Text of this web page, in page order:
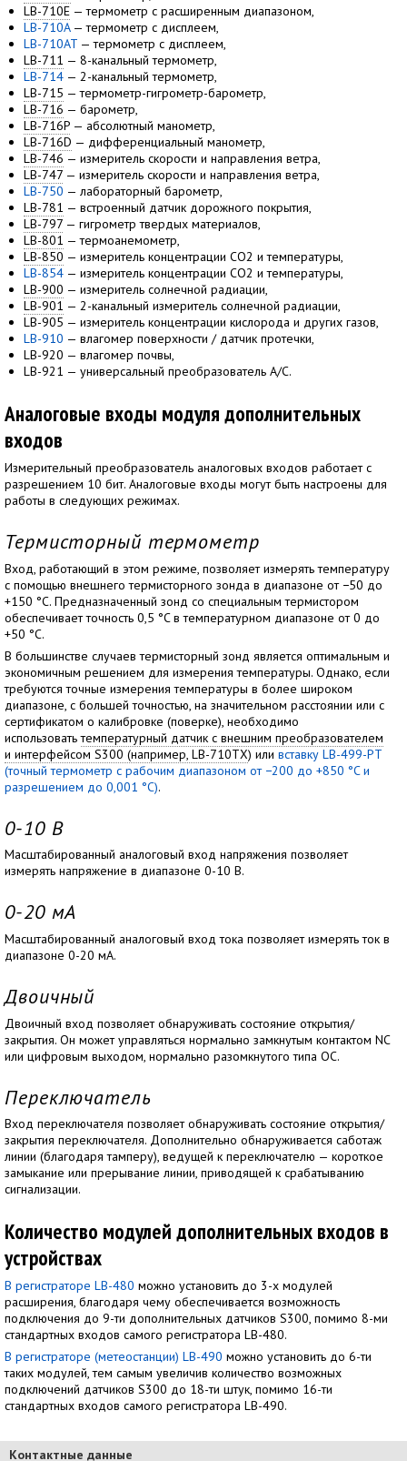
LB-710E — термометр с расширенным диапазоном,
LB-710A— термометр с дисплеем,
LB-710AT — термометр с дисплеем,
LB-711 — 8-канальный термометр,
LB-714 — 2-канальный термометр,
LB-715 — термометр-гигрометр-барометр,
LB-716 — барометр,
LB-716P — абсолютный манометр,
LB-716D — дифференциальный манометр,
LB-746 — измеритель скорости и направления ветра,
LB-747 — измеритель скорости и направления ветра,
LB-750 — лабораторный барометр,
LB-781 — встроенный датчик дорожного покрытия,
LB-797 — гигрометр твердых материалов,
LB-801 — термоанемометр,
LB-850 — измеритель концентрации CO2 и температуры,
LB-854 — измеритель концентрации CO2 и температуры,
LB-900 — измеритель солнечной радиации,
LB-901 — 2-канальный измеритель солнечной радиации,
LB-905 — измеритель концентрации кислорода и других газов,
LB-910 — влагомер поверхности / датчик протечки,
LB-920 — влагомер почвы,
LB-921 — универсальный преобразователь A/C.
Аналоговые входы модуля дополнительных
входов
Измерительный преобразователь аналоговых входов работает с
разрешением 10 бит. Аналоговые входы могут быть настроены для
работы в следующих режимах.
Термисторный термометр
Вход, работающий в этом режиме, позволяет измерять температуру
с помощью внешнего термисторного зонда в диапазоне от −50 до
+150 °C. Предназначенный зонд со специальным термистором
обеспечивает точность 0,5 °C в температурном диапазоне от 0 до
+50 °C.
В большинстве случаев термисторный зонд является оптимальным и
экономичным решением для измерения температуры. Однако, если
требуются точные измерения температуры в более широком
диапазоне, с большей точностью, на значительном расстоянии или с
сертификатом о калибровке (поверке), необходимо
использоватьтемпературный датчик с внешним преобразователем
и интерфейсом S300 (например, LB-710TX) или вставку LB-499-PT
(точный термометр с рабочим диапазоном от −200 до +850 °C и
разрешением до 0,001 °C).
0-10 В
Масштабированный аналоговый вход напряжения позволяет
измерять напряжение в диапазоне 0-10 В.
0-20 мА
Масштабированный аналоговый вход тока позволяет измерять ток в
диапазоне 0-20 мА.
Двоичный
Двоичный вход позволяет обнаруживать состояние открытия/
закрытия. Он может управляться нормально замкнутым контактом NC
или цифровым выходом, нормально разомкнутого типа OC.
Переключатель
Вход переключателя позволяет обнаруживать состояние открытия/
закрытия переключателя. Дополнительно обнаруживается саботаж
линии (благодаря тамперу), ведущей к переключателю — короткое
замыкание или прерывание линии, приводящей к срабатыванию
сигнализации.
Количество модулей дополнительных входов в
устройствах
В регистраторе LB-480 можно установить до 3-х модулей
расширения, благодаря чему обеспечивается возможность
подключения до 9-ти дополнительных датчиков S300, помимо 8-ми
стандартных входов самого регистратора LB-480.
В регистраторе (метеостанции) LB-490 можно установить до 6-ти
таких модулей, тем самым увеличив количество возможных
подключений датчиков S300 до 18-ти штук, помимо 16-ти
стандартных входов самого регистратора LB-490.
Контактные данные